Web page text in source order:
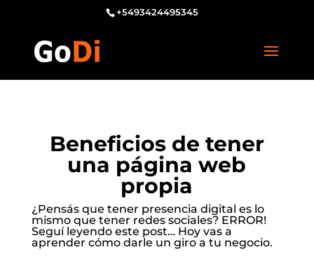
+5493424495345
Beneficios de tener
una página web
propia
¿Pensás que tener presencia digital es lo
mismo que tener redes sociales? ERROR!
Seguí leyendo este post… Hoy vas a
aprender cómo darle un giro a tu negocio.